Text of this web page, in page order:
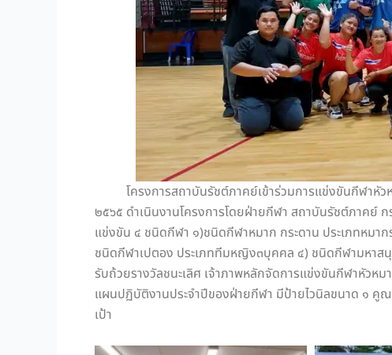
โครงการสถาบันรัชต์ภาคย์เข้าร่วมการแข่งขันกีฬาหัว
๒๕๖๕ ดำเนินงานโครงการโดยฝ่ายกีฬา สถาบันรัชต์ภาคย์
แข่งขัน ๔ ชนิดกีฬา ๑)ชนิดกีฬาหมาก กระดาน ประเภทหมา
ชนิดกีฬาเปตอง ประเภททีมหญิง๓บุคคล ๔) ชนิดกีฬามหาสนุ
รับถ้วยรางวัลชนะเลิศ เจ้าภาพหลักจัดการแข่งขันกีฬาหัว
แผนปฏิบัติงานประจำปีของฝ่ายกีฬา มีป้ายไวนิลขนาด ๑ คู
เป้า